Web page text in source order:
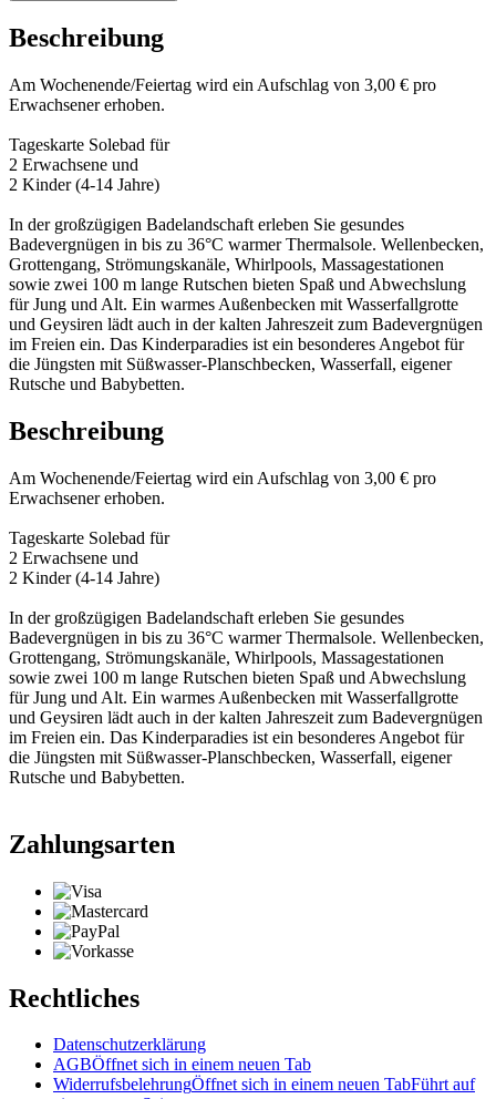
Beschreibung
Am Wochenende/Feiertag wird ein Aufschlag von 3,00 € pro
Erwachsener erhoben.
Tageskarte Solebad für
2 Erwachsene und
2 Kinder (4-14 Jahre)
In der großzügigen Badelandschaft erleben Sie gesundes
Badevergnügen in bis zu 36°C warmer Thermalsole. Wellenbecken,
Grottengang, Strömungskanäle, Whirlpools, Massagestationen
sowie zwei 100 m lange Rutschen bieten Spaß und Abwechslung
für Jung und Alt. Ein warmes Außenbecken mit Wasserfallgrotte
und Geysiren lädt auch in der kalten Jahreszeit zum Badevergnügen
im Freien ein. Das Kinderparadies ist ein besonderes Angebot für
die Jüngsten mit Süßwasser-Planschbecken, Wasserfall, eigener
Rutsche und Babybetten.
Beschreibung
Am Wochenende/Feiertag wird ein Aufschlag von 3,00 € pro
Erwachsener erhoben.
Tageskarte Solebad für
2 Erwachsene und
2 Kinder (4-14 Jahre)
In der großzügigen Badelandschaft erleben Sie gesundes
Badevergnügen in bis zu 36°C warmer Thermalsole. Wellenbecken,
Grottengang, Strömungskanäle, Whirlpools, Massagestationen
sowie zwei 100 m lange Rutschen bieten Spaß und Abwechslung
für Jung und Alt. Ein warmes Außenbecken mit Wasserfallgrotte
und Geysiren lädt auch in der kalten Jahreszeit zum Badevergnügen
im Freien ein. Das Kinderparadies ist ein besonderes Angebot für
die Jüngsten mit Süßwasser-Planschbecken, Wasserfall, eigener
Rutsche und Babybetten.
Zahlungsarten
Rechtliches
Datenschutzerklärung
AGBÖffnet sich in einem neuen Tab
WiderrufsbelehrungÖffnet sich in einem neuen TabFührt auf